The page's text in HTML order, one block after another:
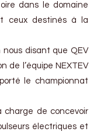
dans le domaine
ceux destinés à la
nous disant que QEV
de l’équipe NEXTEV
le championnat
charge de concevoir
électriques et